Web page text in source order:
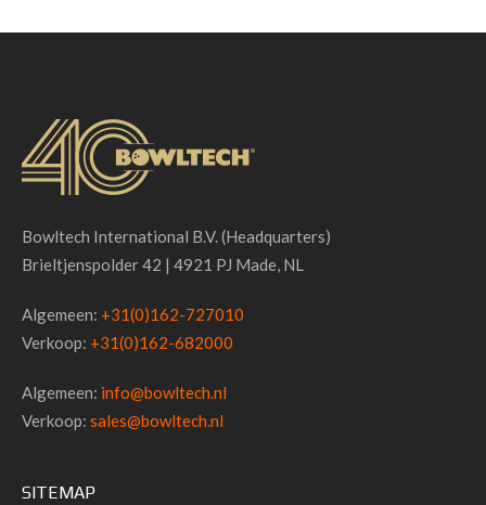
Copenhagen, DK
Bowltech International B.V. (Headquarters)
Brieltjenspolder 42 | 4921 PJ Made, NL
Algemeen: +31(0)162-727010
Verkoop: +31(0)162-682000
Algemeen: info@bowltech.nl
Verkoop: sales@bowltech.nl
SITEMAP